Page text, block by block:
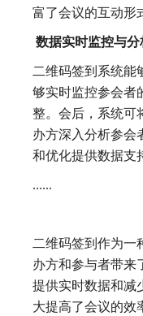
富了会议的互动形
数据实时监控与分
二维码签到系统能
够实时监控参会者
整。会后，系统可
办方深入分析参会
和优化提供数据支
......
二维码签到作为一
办方和参与者带来
提供实时数据和减
大提高了会议的效